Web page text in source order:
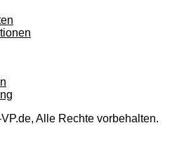
Alle Rechte vorbehalten.